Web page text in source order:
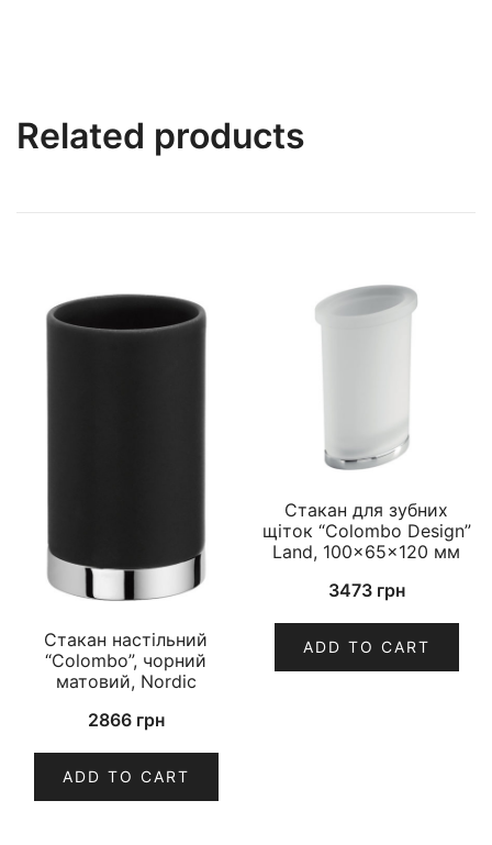
Related products
Стакан настільний
“Colombo”, чорний
матовий, Nordic
2866 грн
ADD TO CART
Стакан для зубних
щіток “Colombo Design”
Land, 100×65×120 мм
3473 грн
ADD TO CART